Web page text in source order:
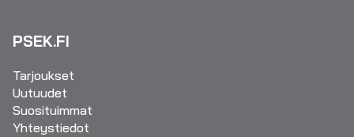
PSEK.FI
Tarjoukset
Uutuudet
Suosituimmat
Yhteystiedot